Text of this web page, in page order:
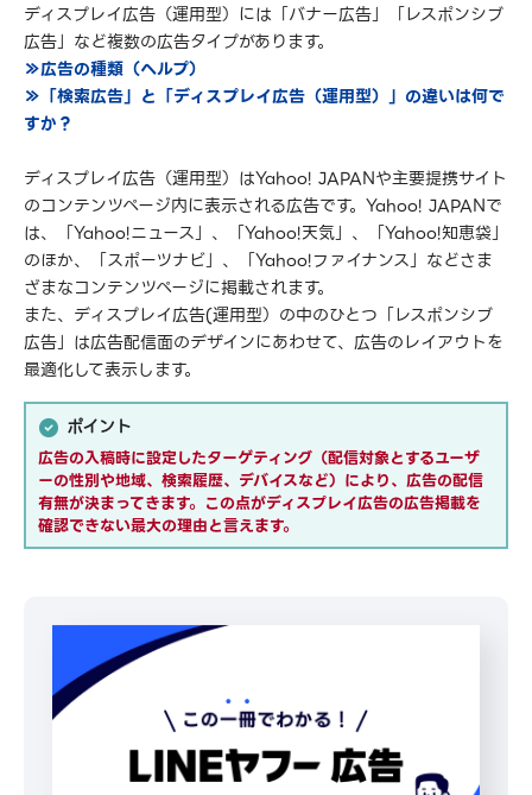
ディスプレイ広告（運用型）には「バナー広告」「レスポンシブ
広告」など複数の広告タイプがあります。
≫広告の種類（ヘルプ）
≫「検索広告」と「ディスプレイ広告（運用型）」の違いは何で
すか？
ディスプレイ広告（運用型）はYahoo! JAPANや主要提携サイト
のコンテンツページ内に表示される広告です。Yahoo! JAPANで
は、「Yahoo!ニュース」、「Yahoo!天気」、「Yahoo!知恵袋」
のほか、「スポーツナビ」、「Yahoo!ファイナンス」などさま
ざまなコンテンツページに掲載されます。
また、ディスプレイ広告(運用型）の中のひとつ「レスポンシブ
広告」は広告配信面のデザインにあわせて、広告のレイアウトを
最適化して表示します。
ポイント
広告の入稿時に設定したターゲティング（配信対象とするユーザ
ーの性別や地域、検索履歴、デバイスなど）により、広告の配信
有無が決まってきます。この点がディスプレイ広告の広告掲載を
確認できない最大の理由と言えます。